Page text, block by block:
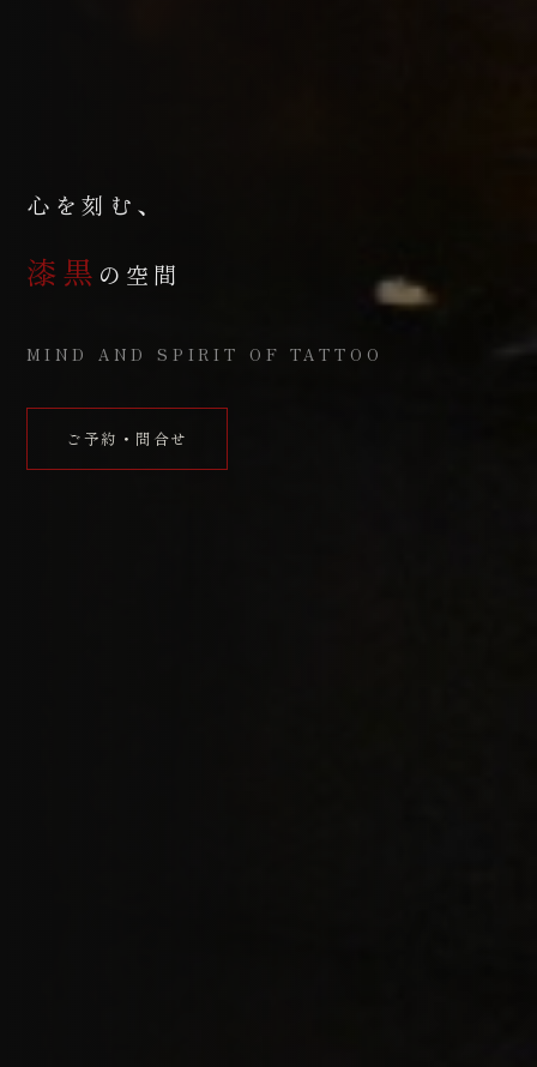
心を刻む、
漆黒 の空間
MIND AND SPIRIT OF TATTOO
ご予約・問合せ